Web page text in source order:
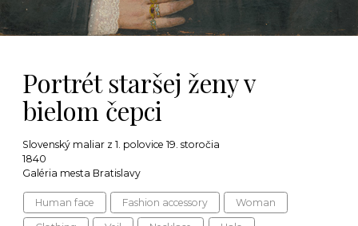
Portrét staršej ženy v
bielom čepci
Slovenský maliar z 1. polovice 19. storočia
1840
Galéria mesta Bratislavy
Human face Fashion accessory Woman